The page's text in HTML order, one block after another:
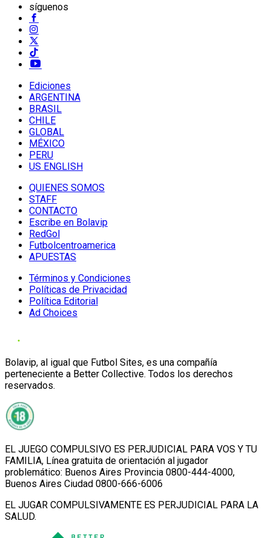
síguenos
Ediciones
ARGENTINA
BRASIL
CHILE
GLOBAL
MÉXICO
PERU
US ENGLISH
QUIENES SOMOS
STAFF
CONTACTO
Escribe en Bolavip
RedGol
Futbolcentroamerica
APUESTAS
Términos y Condiciones
Políticas de Privacidad
Política Editorial
Ad Choices
Bolavip, al igual que Futbol Sites, es una compañía
perteneciente a Better Collective. Todos los derechos
reservados.
EL JUEGO COMPULSIVO ES PERJUDICIAL PARA VOS Y TU
FAMILIA, Línea gratuita de orientación al jugador
problemático: Buenos Aires Provincia 0800-444-4000,
Buenos Aires Ciudad 0800-666-6006
EL JUGAR COMPULSIVAMENTE ES PERJUDICIAL PARA LA
SALUD.